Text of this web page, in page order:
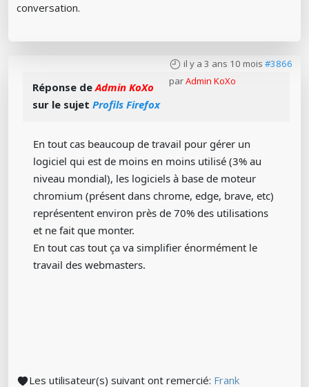
conversation.
il y a 3 ans 10 mois #3866
parAdmin KoXo
Réponse deAdmin KoXo
sur le sujet Profils Firefox
En tout cas beaucoup de travail pour gérer un
logiciel qui est de moins en moins utilisé (3% au
niveau mondial), les logiciels à base de moteur
chromium (présent dans chrome, edge, brave, etc)
représentent environ près de 70% des utilisations
et ne fait que monter.
En tout cas tout ça va simplifier énormément le
travail des webmasters.
Les utilisateur(s) suivant ont remercié: Frank